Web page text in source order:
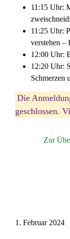
11:15 Uhr:
11:25 Uhr:
verstehen –
12:00 Uhr:
12:20 Uhr:
Schmerzen
Die
geschlossen.
Zur
1. Februar 2024